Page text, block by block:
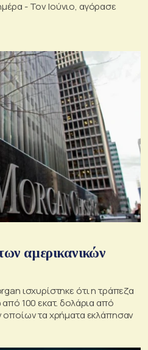
- Τον Ιούνιο, αγόρασε
αμερικανικών
ισχυρίστηκε ότι η τράπεζα
100 εκατ. δολάρια από
τα χρήματα εκλάπησαν